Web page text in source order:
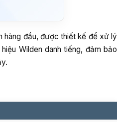
hàng đầu, được thiết kế để xử lý
Wilden danh tiếng, đảm bảo